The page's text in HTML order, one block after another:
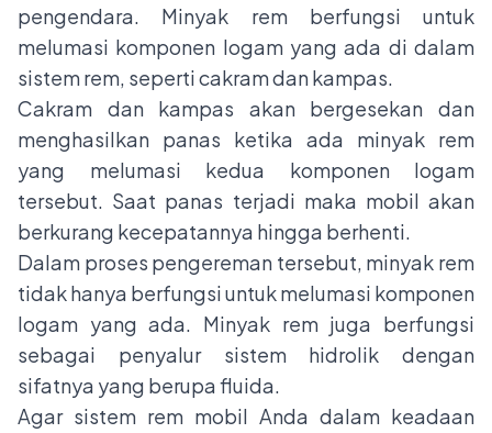
pengendara. Minyak rem berfungsi untuk
melumasi komponen logam yang ada di dalam
sistem rem, seperti cakram dan kampas.
Cakram dan kampas akan bergesekan dan
menghasilkan panas ketika ada minyak rem
yang melumasi kedua komponen logam
tersebut. Saat panas terjadi maka mobil akan
berkurang kecepatannya hingga berhenti.
Dalam proses pengereman tersebut, minyak rem
tidak hanya berfungsi untuk melumasi komponen
logam yang ada. Minyak rem juga berfungsi
sebagai penyalur sistem hidrolik dengan
sifatnya yang berupa fluida.
Agar sistem rem mobil Anda dalam keadaan